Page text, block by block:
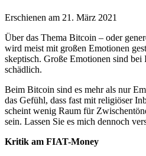
Erschienen am 21. März 2021
Über das Thema Bitcoin – oder
wird meist mit großen Emotionen
skeptisch. Große Emotionen sind bei
schädlich.
Beim Bitcoin sind es mehr als nur
das Gefühl, dass fast mit religiöser
scheint wenig Raum für
sein. Lassen Sie es mich dennoch
Kritik am FIAT-Money